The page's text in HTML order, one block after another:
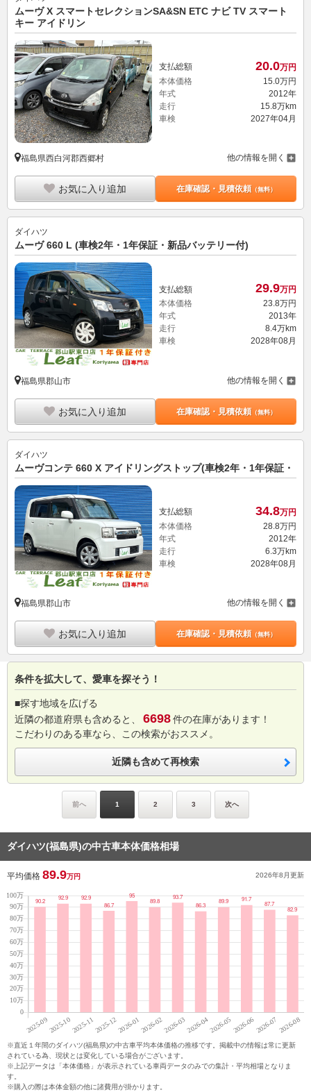
ムーヴ X スマートセレクションSA&SN ETC ナビ TV スマート
キー アイドリン
支払総額 20.0万円
本体価格
15. 0万円
年式
2012年
走行
15.8万km
車検
2027年04月
福島県西白河郡西郷村 他の情報を開く
お気に入り追加 在庫確認・見積依頼（無料）
ダイハツ
ムーヴ 660 L (車検2年・1年保証・新品バッテリー付)
支払総額 29.9万円
本体価格
23.8万円
年式
2013年
走行
8.4万km
車検
2028年08月
福島県郡山市 他の情報を開く
お気に入り追加 在庫確認・見積依頼（無料）
ダイハツ
ムーヴコンテ 660 X アイドリングストップ(車検2年・1年保証・
支払総額 34.8万円
本体価格
28. 8万円
年式
2012年
走行
6.3万km
車検
2028年08月
福島県郡山市 他の情報を開く
お気に入り追加 在庫確認・見積依頼（無料）
条件を拡大して、愛車を探そう！
■探す地域を広げる
近隣の都道府県も含めると、
6698件の在庫があります！
こだわりのある車なら、この検索がおススメ。
近隣も含めて再検索
前へ 1 2 3 次へ
ダイハツ(福島県)の中古車本体価格相場
平均価格 89.9万円 2026年8月更新
※直近１年間のダイハツ(福島県)の中古車平均本体価格の推移です。掲載中の情報は常に更新
されている為、現状とは変化している場合がございます。
※上記データは「本体価格」が表示されている車両データのみでの集計・平均相場となりま
す。
※購入の際は本体金額の他に諸費用が掛かります。